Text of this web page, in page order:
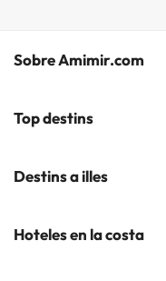
Sobre Amimir.com
¿Qui som?
Opinions
Top destins
Hotels a Salou
Hotels a Andorra la Vella
Destins a illes
Hotels a les Illes Balears
Hoteles en la costa